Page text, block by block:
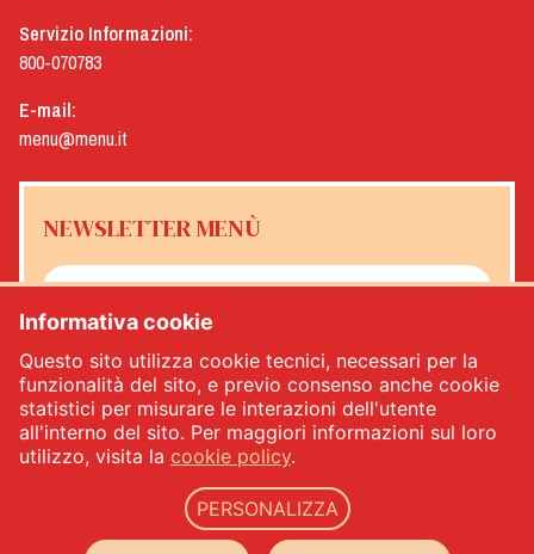
Servizio Informazioni:
800-070783
E-mail:
menu@menu.it
NEWSLETTER MENÙ
ISCRIVITI
Menù srl - Dal 1932 Produttori Specialità Alimentari - PIVA: IT00333120368 - REA
Informativa cookie
Questo sito utilizza cookie tecnici, necessari per la
funzionalità del sito, e previo consenso anche cookie
statistici per misurare le interazioni dell'utente
all'interno del sito. Per maggiori informazioni sul loro
utilizzo, visita la cookie policy.
PERSONALIZZA